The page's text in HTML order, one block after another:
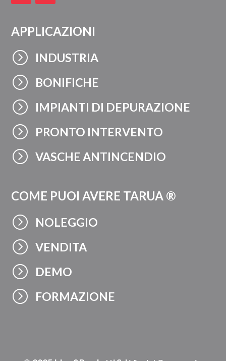
APPLICAZIONI
= INDUSTRIA
= BONIFICHE
= IMPIANTI DI DEPURAZIONE
= PRONTO INTERVENTO
= VASCHE ANTINCENDIO
COME PUOI AVERE TARUA ®
= NOLEGGIO
= VENDITA
= DEMO
= FORMAZIONE